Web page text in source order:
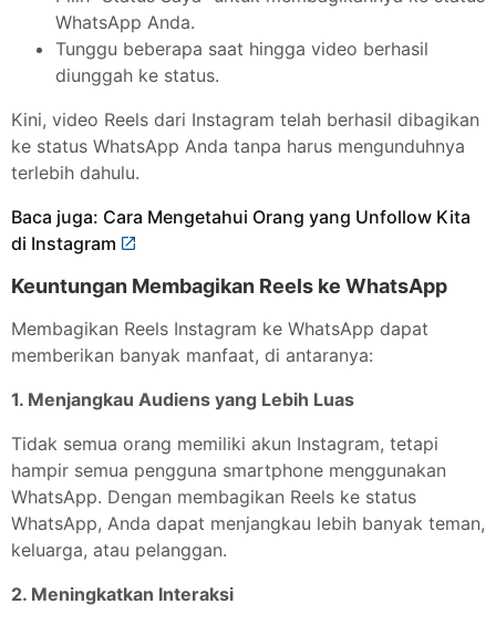
WhatsApp Anda.
Tunggu beberapa saat hingga video berhasil
diunggah ke status.
Kini, video Reels dari Instagram telah berhasil dibagikan
ke status WhatsApp Anda tanpa harus mengunduhnya
terlebih dahulu.
Baca juga: Cara Mengetahui Orang yang Unfollow Kita
di Instagram
Keuntungan Membagikan Reels ke WhatsApp
Membagikan Reels Instagram ke WhatsApp dapat
memberikan banyak manfaat, di antaranya:
1. Menjangkau Audiens yang Lebih Luas
Tidak semua orang memiliki akun Instagram, tetapi
hampir semua pengguna smartphone menggunakan
WhatsApp. Dengan membagikan Reels ke status
WhatsApp, Anda dapat menjangkau lebih banyak teman,
keluarga, atau pelanggan.
2. Meningkatkan Interaksi